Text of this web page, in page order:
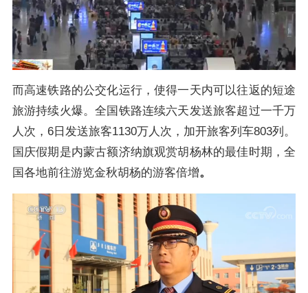
而高速铁路的公交化运行，使得一天内可以往返的短途
旅游持续火爆。全国铁路连续六天发送旅客超过一千万
人次，6日发送旅客1130万人次，加开旅客列车803列。
国庆假期是内蒙古额济纳旗观赏胡杨林的最佳时期，全
国各地前往游览金秋胡杨的游客倍增。